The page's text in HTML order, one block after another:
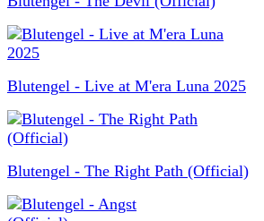
Blutengel - Live at M'era Luna 2025
Blutengel - The Right Path (Official)